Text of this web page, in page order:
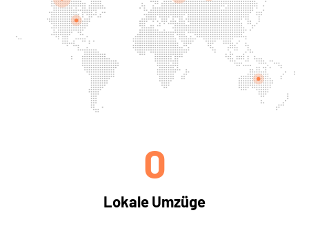
Lokale Umzüge
0